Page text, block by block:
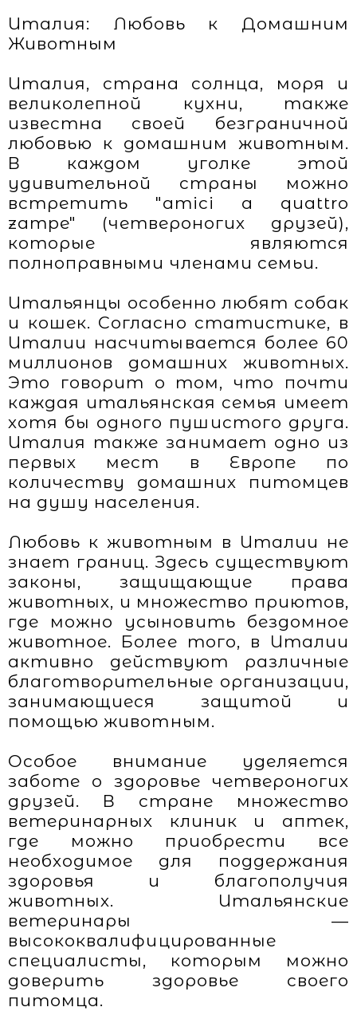
Италия: Любовь к Домашним
Животным
Италия, страна солнца, моря и
великолепной кухни, также
известна своей безграничной
любовью к домашним животным.
В каждом уголке этой
удивительной страны можно
встретить "amici a quattro
zampe" (четвероногих друзей),
которые являются
полноправными членами семьи.
Итальянцы особенно любят собак
и кошек. Согласно статистике, в
Италии насчитывается более 60
миллионов домашних животных.
Это говорит о том, что почти
каждая итальянская семья имеет
хотя бы одного пушистого друга.
Италия также занимает одно из
первых мест в Европе по
количеству домашних питомцев
на душу населения.
Любовь к животным в Италии не
знает границ. Здесь существуют
законы, защищающие права
животных, и множество приютов,
где можно усыновить бездомное
животное. Более того, в Италии
активно действуют различные
благотворительные организации,
занимающиеся защитой и
помощью животным.
Особое внимание уделяется
заботе о здоровье четвероногих
друзей. В стране множество
ветеринарных клиник и аптек,
где можно приобрести все
необходимое для поддержания
здоровья и благополучия
животных. Итальянские
ветеринары —
высококвалифицированные
специалисты, которым можно
доверить здоровье своего
питомца.